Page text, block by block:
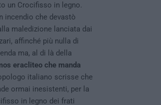
un Crocifisso in legno.
incendio che devastò
maledizione lanciata dai
affinché più nulla di
ma, al di là della
eracliteo che manda
italiano scrisse che
ormai inesistenti, per la
in legno dei frati